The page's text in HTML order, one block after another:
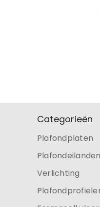
Categorieën
Plafondplaten
Plafondeilanden
Verlichting